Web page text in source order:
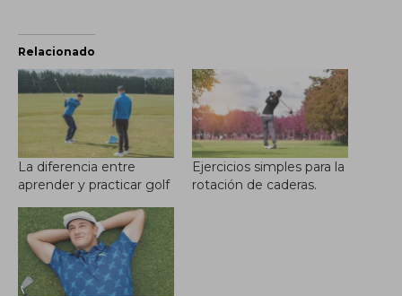
Relacionado
La diferencia entre
aprender y practicar golf
Ejercicios simples para la
rotación de caderas.